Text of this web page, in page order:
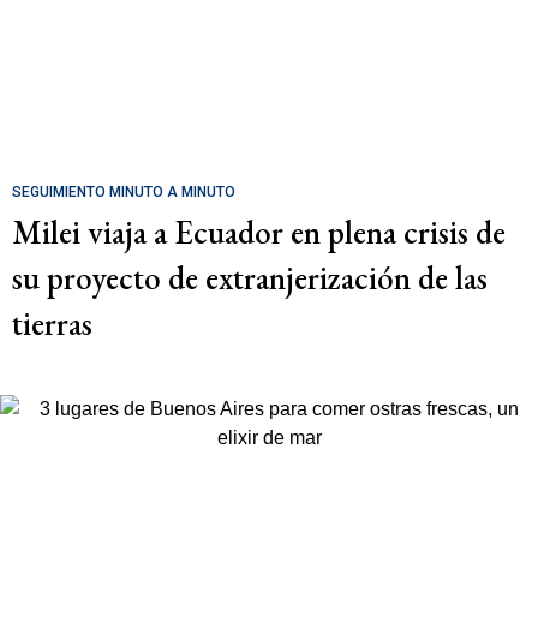
SEGUIMIENTO MINUTO A MINUTO
Milei viaja a Ecuador en plena crisis de
su proyecto de extranjerización de las
tierras